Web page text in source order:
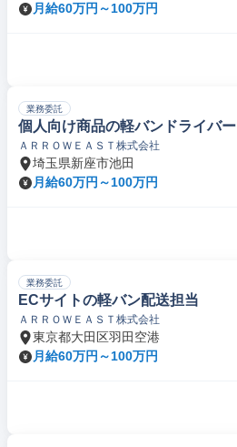
月給60万円～100万円
業務委託
個人向け商品の軽バンドライバー
ＡＲＲＯＷＥＡＳＴ株式会社
埼玉県新座市池田
月給60万円～100万円
業務委託
ECサイトの軽バン配送担当
ＡＲＲＯＷＥＡＳＴ株式会社
東京都大田区羽田空港
月給60万円～100万円